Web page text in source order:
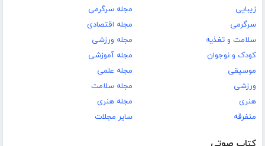
زیبایی
سرگرمی
سلامت و تغذیه
کودک و نوجوان
موسیقی
ورزشی
هنری
متفرقه
مجله سرگرمی
مجله اقتصادی
مجله ورزشی
مجله آموزشی
مجله علمی
مجله سلامت
مجله هنری
سایر مجلات